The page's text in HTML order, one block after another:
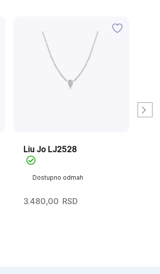
Dostupno odmah
Liu Jo LJ2528
3.480,00 RSD